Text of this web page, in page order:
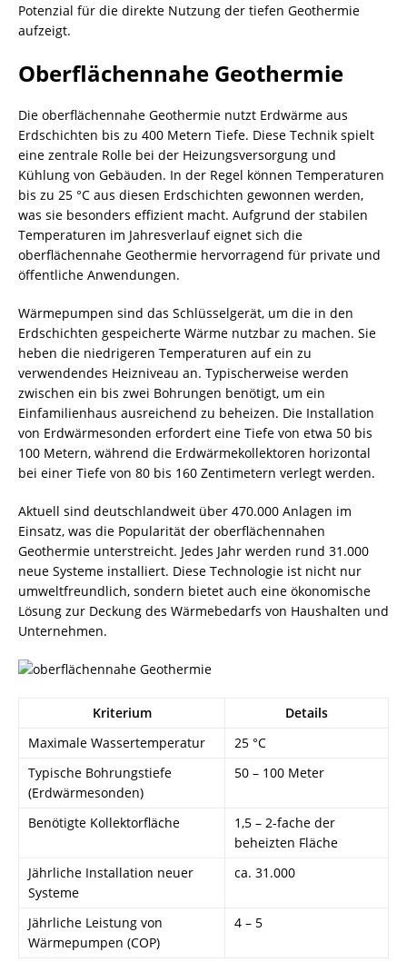
Potenzial für die direkte Nutzung der tiefen Geothermie
aufzeigt.
Oberflächennahe Geothermie
Die oberflächennahe Geothermie nutzt Erdwärme aus
Erdschichten bis zu 400 Metern Tiefe. Diese Technik spielt
eine zentrale Rolle bei der Heizungsversorgung und
Kühlung von Gebäuden. In der Regel können Temperaturen
bis zu 25 °C aus diesen Erdschichten gewonnen werden,
was sie besonders effizient macht. Aufgrund der stabilen
Temperaturen im Jahresverlauf eignet sich die
oberflächennahe Geothermie hervorragend für private und
öffentliche Anwendungen.
Wärmepumpen sind das Schlüsselgerät, um die in den
Erdschichten gespeicherte Wärme nutzbar zu machen. Sie
heben die niedrigeren Temperaturen auf ein zu
verwendendes Heizniveau an. Typischerweise werden
zwischen ein bis zwei Bohrungen benötigt, um ein
Einfamilienhaus ausreichend zu beheizen. Die Installation
von Erdwärmesonden erfordert eine Tiefe von etwa 50 bis
100 Metern, während die Erdwärmekollektoren horizontal
bei einer Tiefe von 80 bis 160 Zentimetern verlegt werden.
Aktuell sind deutschlandweit über 470.000 Anlagen im
Einsatz, was die Popularität der oberflächennahen
Geothermie unterstreicht. Jedes Jahr werden rund 31.000
neue Systeme installiert. Diese Technologie ist nicht nur
umweltfreundlich, sondern bietet auch eine ökonomische
Lösung zur Deckung des Wärmebedarfs von Haushalten und
Unternehmen.
Kriterium
Details
Maximale Wassertemperatur
25 °C
Typische Bohrungstiefe
(Erdwärmesonden)
50 – 100 Meter
Benötigte Kollektorfläche
1,5 – 2-fache der
beheizten Fläche
Jährliche Installation neuer
Systeme
ca. 31.000
Jährliche Leistung von
Wärmepumpen (COP)
4 – 5